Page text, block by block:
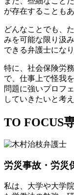
が存在することもあ
どんなことでも、
みを可能な限り汲
できる弁護士にな
特に、社会保険労
で、仕事上で怪我
問題に強いプロフ
していきたいと考
TO FOCUS
労災事故・労災
私は、大学や大学